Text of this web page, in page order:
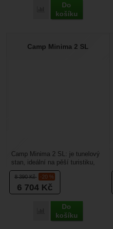
Porovnat
Do
košíku
Camp Minima 2 SL
8 390Kč -20 %
6 704 Kč
Porovnat
Do
košíku
Camp Minima 2 SL: je tunelový
stan, ideální na pěší turistiku,
cyklistiku nebo jiné outdoorové
aktivity,...